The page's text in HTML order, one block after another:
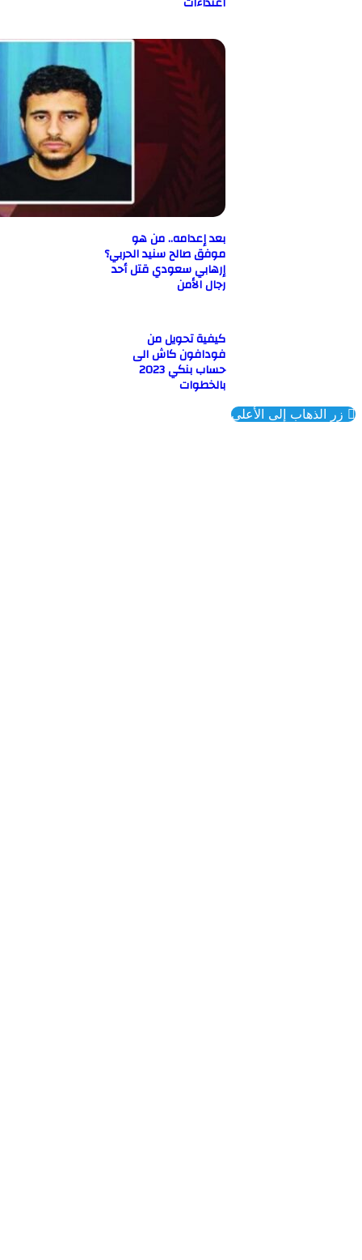
بعد إعدامه.. من هو
موفق صالح سنيد الحربي؟
إرهابي سعودي قتل أحد
رجال الأمن
كيفية تحويل من
فودافون كاش الى
حساب بنكي 2023
بالخطوات
إلى الأعلى